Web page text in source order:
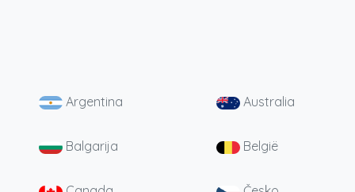
Argentina Australia
Balgarija België